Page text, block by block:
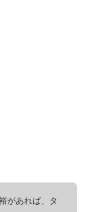
があれば、タ